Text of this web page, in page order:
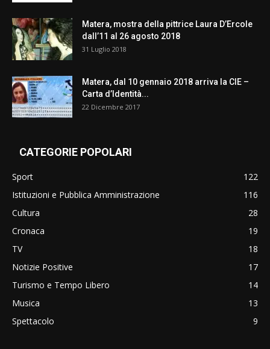
Matera, mostra della pittrice Laura D’Ercole
dall’11 al 26 agosto 2018
31 Luglio 2018
Matera, dal 10 gennaio 2018 arriva la CIE –
Carta d’Identità...
22 Dicembre 2017
CATEGORIE POPOLARI
Sport
122
Istituzioni e Pubblica Amministrazione
116
Cultura
28
Cronaca
19
TV
18
Notizie Positive
17
Turismo e Tempo Libero
14
Musica
13
Spettacolo
9